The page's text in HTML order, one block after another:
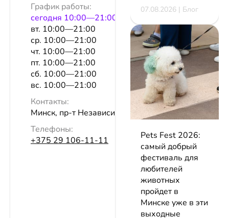
График работы:
сeгодня 10:00—21:00
вт. 10:00—21:00
ср. 10:00—21:00
чт. 10:00—21:00
пт. 10:00—21:00
сб. 10:00—21:00
вс. 10:00—21:00
Контакты:
Минск, пр-т Независимости, 84а
Телефоны:
+375 29 106-11-11
07.08.2026 | Блог
Pets Fest 2026:
самый добрый
фестиваль для
любителей
животных
пройдет в
Минске уже в эти
выходные